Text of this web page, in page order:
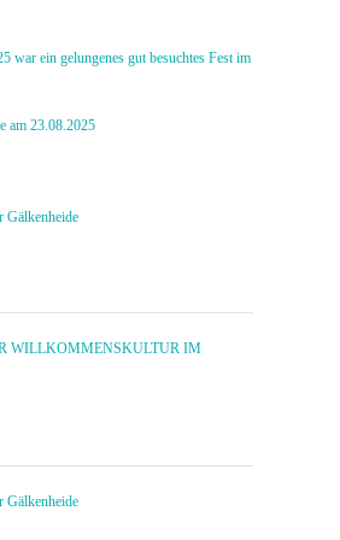
war ein gelungenes gut besuchtes Fest im
am 23.08.2025
Gälkenheide
WILLKOMMENSKULTUR IM
Gälkenheide